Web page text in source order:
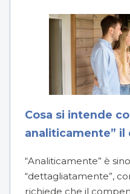
Cosa si intende
analiticamente” il
“Analiticamente” è
“dettagliatamente”,
richiede che il